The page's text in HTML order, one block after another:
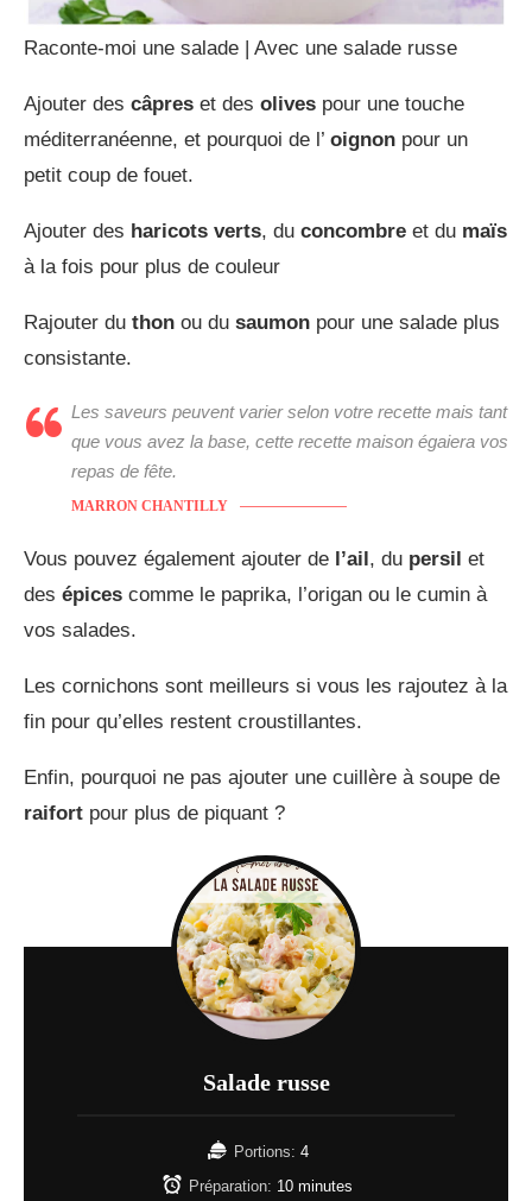
Raconte-moi une salade | Avec une salade russe
Ajouter des câpres et des olives pour une touche
méditerranéenne, et pourquoi de l’ oignon pour un
petit coup de fouet.
Ajouter des haricots verts, du concombre et du maïs
à la fois pour plus de couleur
Rajouter du thon ou du saumon pour une salade plus
consistante.
Les saveurs peuvent varier selon votre recette mais tant
que vous avez la base, cette recette maison égaiera vos
repas de fête.
MARRON CHANTILLY
Vous pouvez également ajouter de l’ail, du persil et
des épices comme le paprika, l’origan ou le cumin à
vos salades.
Les cornichons sont meilleurs si vous les rajoutez à la
fin pour qu’elles restent croustillantes.
Enfin, pourquoi ne pas ajouter une cuillère à soupe de
raifort pour plus de piquant ?
Salade russe
Portions: 4
Préparation: 10 minutes